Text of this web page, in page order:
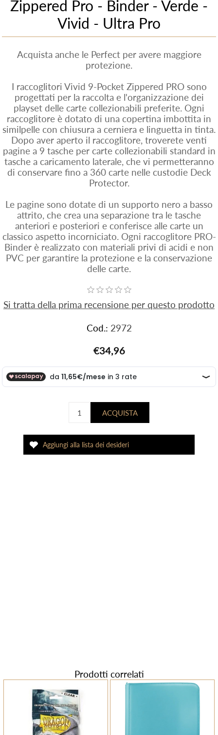
Zippered Pro - Binder - Verde -
Vivid - Ultra Pro
Acquista anche le Perfect per avere maggiore
protezione.
I raccoglitori Vivid 9-Pocket Zippered PRO sono
progettati per la raccolta e l'organizzazione dei
playset delle carte collezionabili preferite. Ogni
raccoglitore è dotato di una copertina imbottita in
similpelle con chiusura a cerniera e linguetta in tinta.
Dopo aver aperto il raccoglitore, troverete venti
pagine a 9 tasche per carte collezionabili standard in
tasche a caricamento laterale, che vi permetteranno
di conservare fino a 360 carte nelle custodie Deck
Protector.
Le pagine sono dotate di un supporto nero a basso
attrito, che crea una separazione tra le tasche
anteriori e posteriori e conferisce alle carte un
classico aspetto incorniciato. Ogni raccoglitore PRO-
Binder è realizzato con materiali privi di acidi e non
PVC per garantire la protezione e la conservazione
delle carte.
Si tratta della prima recensione per questo prodotto
Cod.: 2972
€34,96
Prodotti correlati